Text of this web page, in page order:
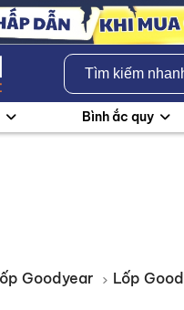
Bình ắc quy
Goodyear Lốp